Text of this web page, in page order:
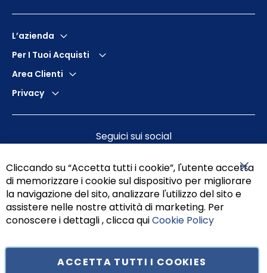
L’azienda
Per I Tuoi Acquisti
Area Clienti
Privacy
Seguici sui social
Cliccando su “Accetta tutti i cookie”, l'utente accetta
di memorizzare i cookie sul dispositivo per migliorare
la navigazione del sito, analizzare l'utilizzo del sito e
assistere nelle nostre attività di marketing. Per
conoscere i dettagli , clicca quiCookie Policy
ACCETTA TUTTI I COOKIES